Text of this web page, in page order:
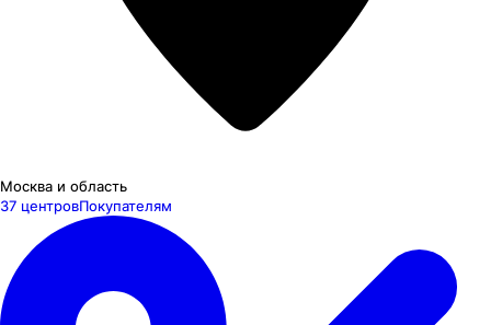
Москва и область
37 центровПокупателям